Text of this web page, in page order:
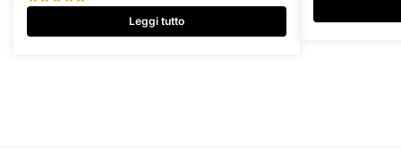
Leggi tutto